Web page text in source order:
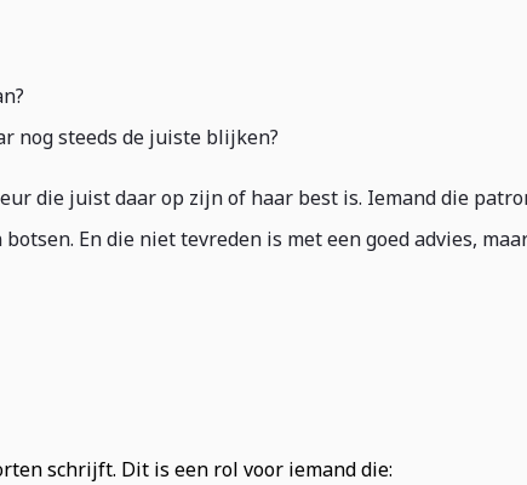
nog steeds de juiste blijken?
die juist daar op zijn of haar best is. Iemand die
En die niet tevreden is met een goed advies,
schrijft. Dit is een rol voor iemand die: